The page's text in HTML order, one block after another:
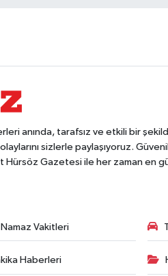
anında, tarafsız ve etkili bir
sizlerle paylaşıyoruz.
Hürsöz Gazetesi ile her zaman en
Vakitleri
Haberleri